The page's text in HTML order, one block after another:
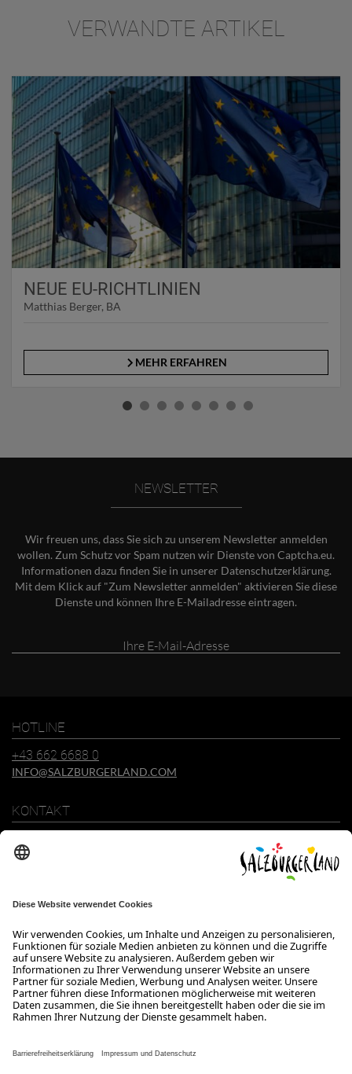
VERWANDTE ARTIKEL
NEUE EU-RICHTLINIEN
Matthias Berger, BA
MEHR ERFAHREN
NEWSLETTER
Wir freuen uns, dass Sie sich zu unserem Newsletter anmelden
wollen. Zum Schutz vor Spam nutzen wir Dienste von Captcha.eu.
Informationen dazu finden Sie in unserer Datenschutzerklärung.
Mit dem Klick auf "Zum Newsletter anmelden" aktivieren Sie diese
Dienste und können Ihre E-Mailadresse eintragen.
HOTLINE
+43 662 6688 0
INFO@SALZBURGERLAND.COM
KONTAKT
+43 662 6688 0
ÖFFNUNGSZEITEN
Wir freuen uns auf Ihre Anfrage!
Gerne stehen wir Ihnen von Montag bis Donnerstag von 08:00 bis